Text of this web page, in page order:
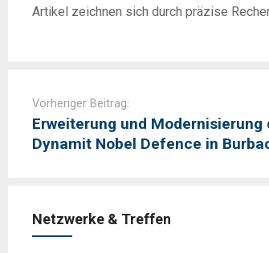
Artikel zeichnen sich durch präzise
navigation
Vorheriger Beitrag:
Erweiterung und
Dynamit Nobel Defence in
Netzwerke & Treffen